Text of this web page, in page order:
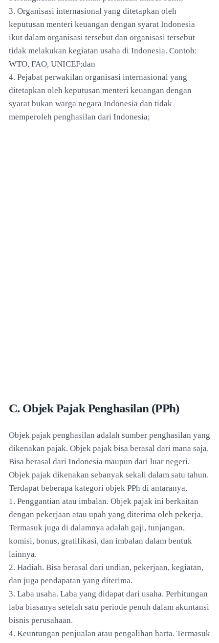
3. Organisasi internasional yang ditetapkan oleh
keputusan menteri keuangan dengan syarat Indonesia
ikut dalam organisasi tersebut dan organisasi tersebut
tidak melakukan kegiatan usaha di Indonesia. Contoh:
WTO, FAO, UNICEF;dan
4. Pejabat perwakilan organisasi internasional yang
ditetapkan oleh keputusan menteri keuangan dengan
syarat bukan warga negara Indonesia dan tidak
memperoleh penghasilan dari Indonesia;
C. Objek Pajak Penghasilan (PPh)
Objek pajak penghasilan adalah sumber penghasilan yang
dikenakan pajak. Objek pajak bisa berasal dari mana saja.
Bisa berasal dari Indonesia maupun dari luar negeri.
Objek pajak dikenakan sebanyak sekali dalam satu tahun.
Terdapat beberapa kategori objek PPh di antaranya,
1. Penggantian atau imbalan. Objek pajak ini berkaitan
dengan pekerjaan atau upah yang diterima oleh pekerja.
Termasuk juga di dalamnya adalah gaji, tunjangan,
komisi, bonus, gratifikasi, dan imbalan dalam bentuk
lainnya.
2. Hadiah. Bisa berasal dari undian, pekerjaan, kegiatan,
dan juga pendapatan yang diterima.
3. Laba usaha. Laba yang didapat dari usaha. Perhitungan
laba biasanya setelah satu periode penuh dalam akuntansi
bisnis perusahaan.
4. Keuntungan penjualan atau pengalihan harta. Termasuk